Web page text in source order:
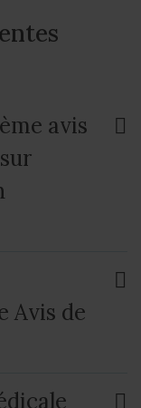
avis
Avis de